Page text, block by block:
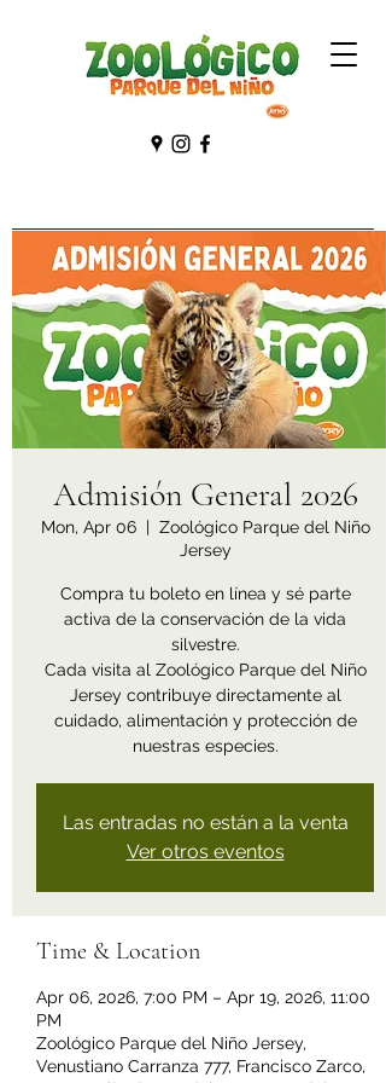
Admisión General 2026
Mon, Apr 06
  |
Zoológico Parque del Niño
Jersey
Compra tu boleto en línea y sé parte
activa de la conservación de la vida
silvestre.
Cada visita al Zoológico Parque del Niño
Jersey contribuye directamente al
cuidado, alimentación y protección de
nuestras especies.
Las entradas no están a la venta
Ver otros eventos
Time & Location
Apr 06, 2026, 7:00 PM – Apr 19, 2026, 11:00
PM
Zoológico Parque del Niño Jersey,
Venustiano Carranza 777, Francisco Zarco,